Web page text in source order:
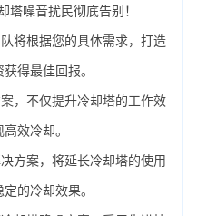
塔噪音扰民彻底告别！
将根据您的具体需求，打造
得最佳回报。
，不仅提升冷却塔的工作效
效冷却。
方案，将延长冷却塔的使用
的冷却效果。